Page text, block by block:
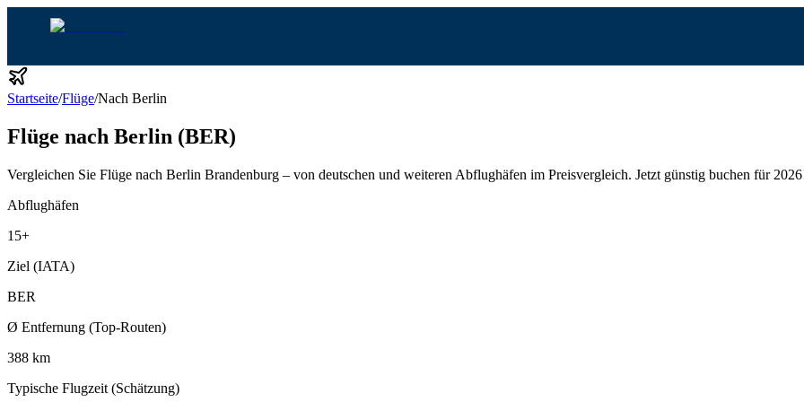
Startseite/Flüge/Nach Berlin
Flüge nach Berlin (BER)
Vergleichen Sie Flüge nach Berlin Brandenburg – von deutschen und weiteren Abflughäfen im Preisvergleich. Jetzt günstig buchen für
Abflughäfen
15+
Ziel (IATA)
BER
Ø Entfernung (Top-Routen)
388 km
Typische Flugzeit (Schätzung)